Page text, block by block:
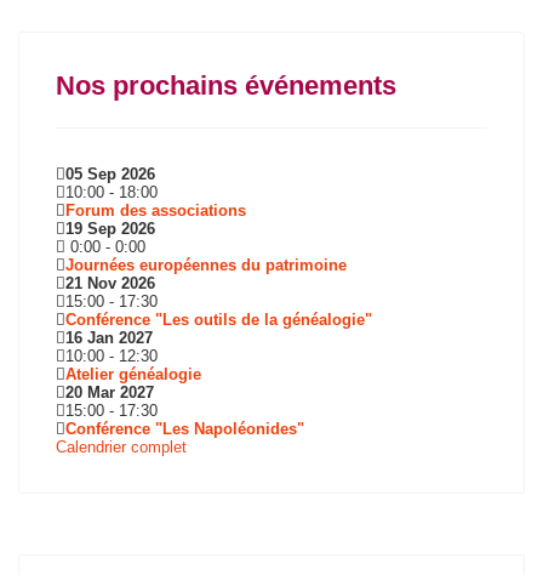
Nos prochains événements
05 Sep 2026
10:00 - 18:00
Forum des associations
19 Sep 2026
0:00 - 0:00
Journées européennes du patrimoine
21 Nov 2026
15:00 - 17:30
Conférence "Les outils de la généalogie"
16 Jan 2027
10:00 - 12:30
Atelier généalogie
20 Mar 2027
15:00 - 17:30
Conférence "Les Napoléonides"
Calendrier complet